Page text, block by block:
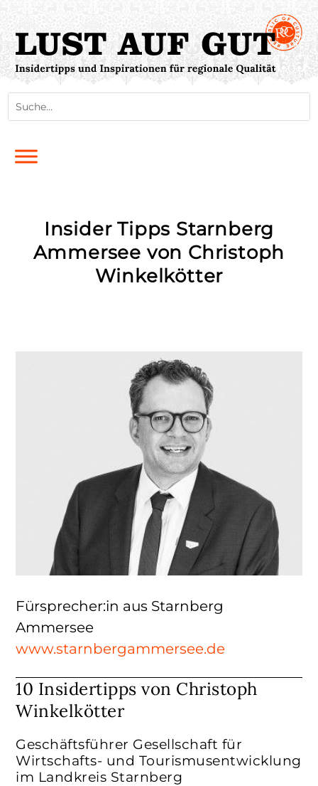
Insider Tipps Starnberg
Ammersee von Christoph
Winkelkötter
10 Insidertipps von Christoph
Winkelkötter
Geschäftsführer Gesellschaft für
Wirtschafts- und Tourismusentwicklung
im Landkreis Starnberg
Fürsprecher:in aus Starnberg
Ammersee
www.starnbergammersee.de